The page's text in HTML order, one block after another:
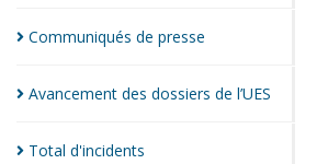
Communiqués de presse
Avancement des dossiers de l’UES
Total d'incidents